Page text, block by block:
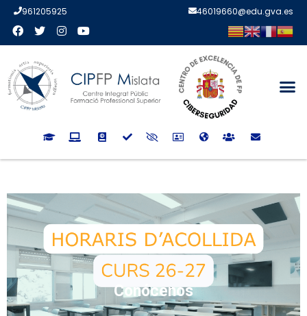
961205925 46019660@edu.gva.es
Conócenos